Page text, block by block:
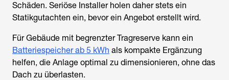
Schäden. Seriöse Installer holen daher stets ein
Statikgutachten ein, bevor ein Angebot erstellt wird.
Für Gebäude mit begrenzter Tragreserve kann ein
Batteriespeicher ab 5 kWh als kompakte Ergänzung
helfen, die Anlage optimal zu dimensionieren, ohne das
Dach zu überlasten.